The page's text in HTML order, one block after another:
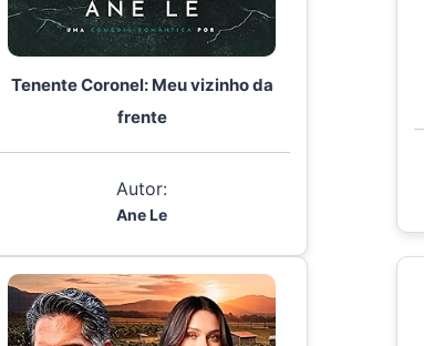
Tenente Coronel: Meu vizinho da
frente
Autor:
Ane Le